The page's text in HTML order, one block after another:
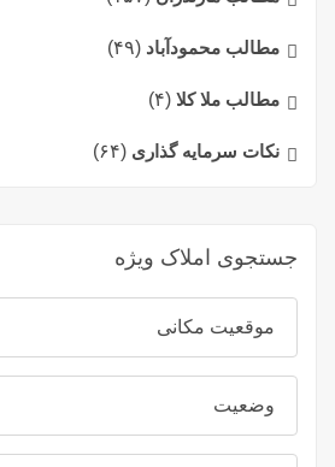
مطالب محمودآباد (۴۹)
مطالب ملا کلا (۴)
نکات سرمایه گذاری (۶۴)
جستجوی املاک ویژه
موقعیت مکانی
وضعیت